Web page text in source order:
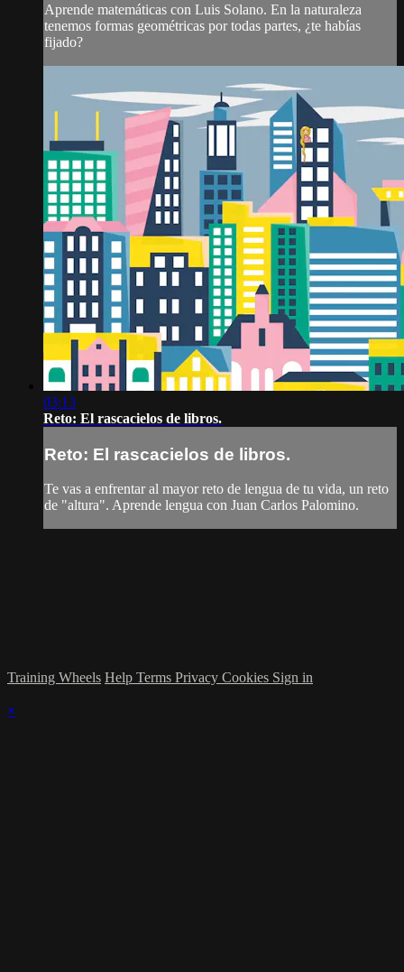
Aprende matemáticas con Luis Solano. En la naturaleza
tenemos formas geométricas por todas partes, ¿te habías
fijado?
03:13
Reto: El rascacielos de libros.
Reto: El rascacielos de libros.
Te vas a enfrentar al mayor reto de lengua de tu vida, un reto
de "altura". Aprende lengua con Juan Carlos Palomino.
Training Wheels Help Terms Privacy Cookies Sign in
×